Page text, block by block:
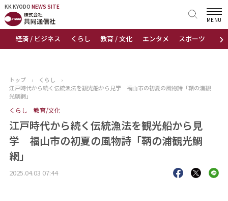
KK KYODO NEWS SITE
›
経済 / ビジネス くらし 教育 / 文化 エンタメ スポーツ 地域
MENU
KK KYODONEWS SITE
トップページ
ニュース
おすすめコンテンツ
出版物
会社概要
トップ › くらし
›
江戸時代から続く伝統漁法を観光船から見学 福山市の初夏の風物詩「鞆の浦観
光鯛網」
くらし 教育/文化
江戸時代から続く伝統漁法を観光船から見
学 福山市の初夏の風物詩「鞆の浦観光鯛
網」
2025.04.03 07:44